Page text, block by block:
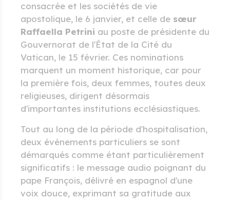
consacrée et les sociétés de vie
apostolique, le 6 janvier, et celle de sœur
Raffaella Petrini au poste de présidente du
Gouvernorat de l'État de la Cité du
Vatican, le 15 février. Ces nominations
marquent un moment historique, car pour
la première fois, deux femmes, toutes deux
religieuses, dirigent désormais
d'importantes institutions ecclésiastiques.
Tout au long de la période d'hospitalisation,
deux événements particuliers se sont
démarqués comme étant particulièrement
significatifs : le message audio poignant du
pape François, délivré en espagnol d'une
voix douce, exprimant sa gratitude aux